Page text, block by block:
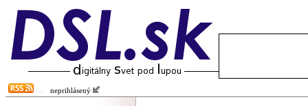
neprihlásený